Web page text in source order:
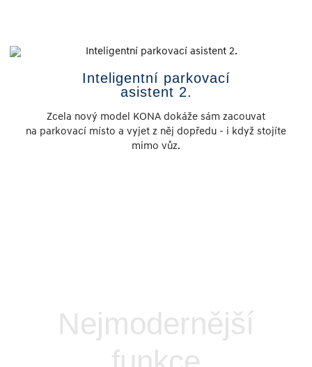
Inteligentní parkovací
asistent 2.
Zcela nový model KONA dokáže sám zacouvat
na parkovací místo a vyjet z něj dopředu - i když stojíte
mimo vůz.
Nejmodernější